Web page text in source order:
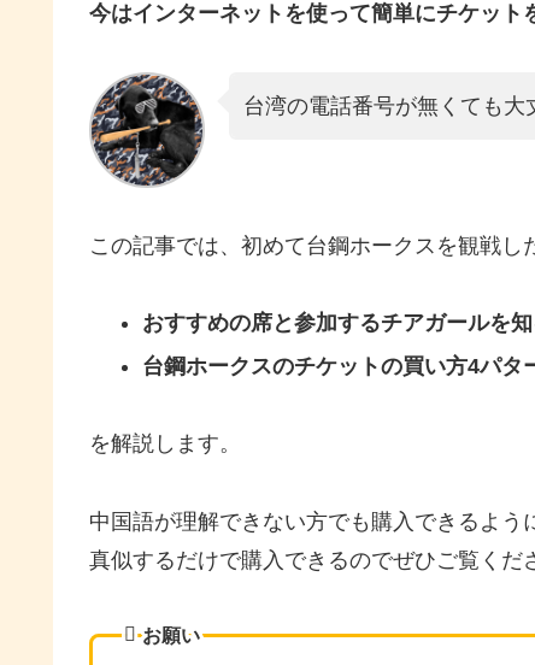
今はインターネットを使って簡単にチケット
台湾の電話番号が無くても大
この記事では、初めて台鋼ホークスを観戦し
おすすめの席と参加するチアガールを
台鋼ホークスのチケットの買い方4パタ
を解説します。
中国語が理解できない方でも購入できるよう
真似するだけで購入できるのでぜひご覧くだ
お願い